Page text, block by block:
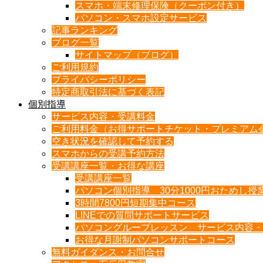
スマホ・端末修理保険（クーポン付き）
パソコン・スマホ設定サービス
記事ランキング
ブログ一覧
サイトマップ（ブログ）
ご利用規約
プライバシーポリシー
特定商取引法に基づく表記
個別指導
サービス内容・受講料金
ご利用料金（お得サポートチケット・プレミアム
空き状況を確認して予約する
スマホからの受講予約方法
受講講座一覧・お得な講座
受講講座一覧
パソコン個別指導 30分1000円おためし授
3時間7800円短期集中コース
LINEでの質問サポートサービス
パソコングループレッスン サービス内容
お得な月謝制パソコンサポートコース
無料ガイダンス・お問合せ